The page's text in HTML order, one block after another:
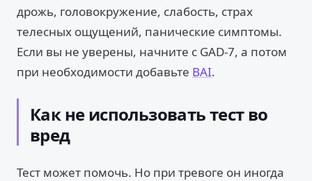
дрожь, головокружение, слабость, страх
телесных ощущений, панические симптомы.
Если вы не уверены, начните с GAD-7, а потом
при необходимости добавьте BAI.
Как не использовать тест во
вред
Тест может помочь. Но при тревоге он иногда